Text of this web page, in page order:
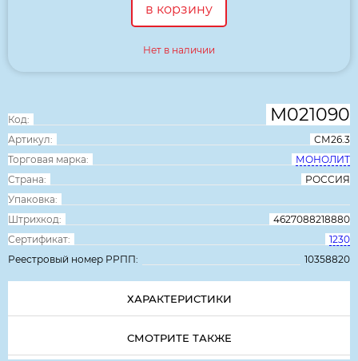
Код: М021090
Артикул:
СМ26.3
Торговая марка:
МОНОЛИТ
Страна:
РОССИЯ
Упаковка:
Штрихкод:
4627088218880
Сертификат:
1230
Реестровый номер РРПП:
10358820
в корзину
Нет в наличии
ХАРАКТЕРИСТИКИ
СМОТРИТЕ ТАКЖЕ